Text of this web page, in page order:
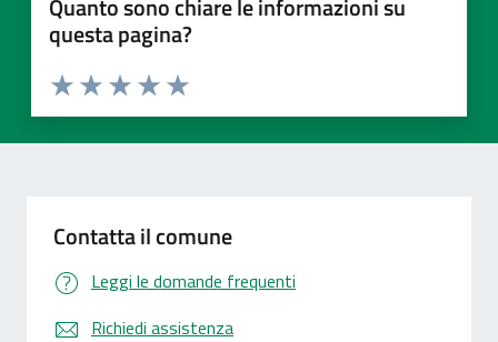
Quanto sono chiare le informazioni su
questa pagina?
Valuta 5 stelle su 5
Valuta 4 stelle su 5
Valuta 3 stelle su 5
Valuta 2 stelle su 5
Valuta 1 stelle su 5
Contatta il comune
Leggi le domande frequenti
Richiedi assistenza